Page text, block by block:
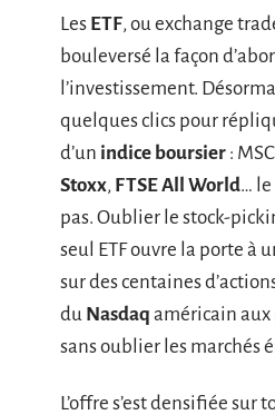
Les ETF, ou exchange
bouleversé la façon
l’investissement.
quelques clics pour
d’un indice boursier :
Stoxx, FTSE All World… le
pas. Oublier le stock-
seul ETF ouvre la porte à
sur des centaines
du Nasdaq américain aux
sans oublier les marchés
L’offre s’est densifiée sur